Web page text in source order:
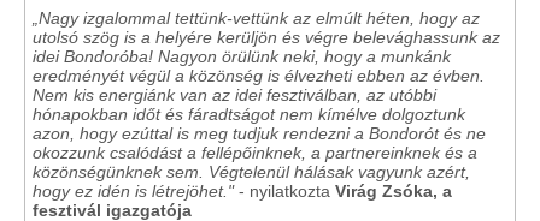
„Nagy izgalommal tettünk-vettünk az elmúlt héten, hogy az
utolsó szög is a helyére kerüljön és végre belevághassunk az
idei Bondoróba! Nagyon örülünk neki, hogy a munkánk
eredményét végül a közönség is élvezheti ebben az évben.
Nem kis energiánk van az idei fesztiválban, az utóbbi
hónapokban időt és fáradtságot nem kímélve dolgoztunk
azon, hogy ezúttal is meg tudjuk rendezni a Bondorót és ne
okozzunk csalódást a fellépőinknek, a partnereinknek és a
közönségünknek sem. Végtelenül hálásak vagyunk azért,
hogy ez idén is létrejöhet."- nyilatkozta Virág Zsóka, a
fesztivál igazgatója